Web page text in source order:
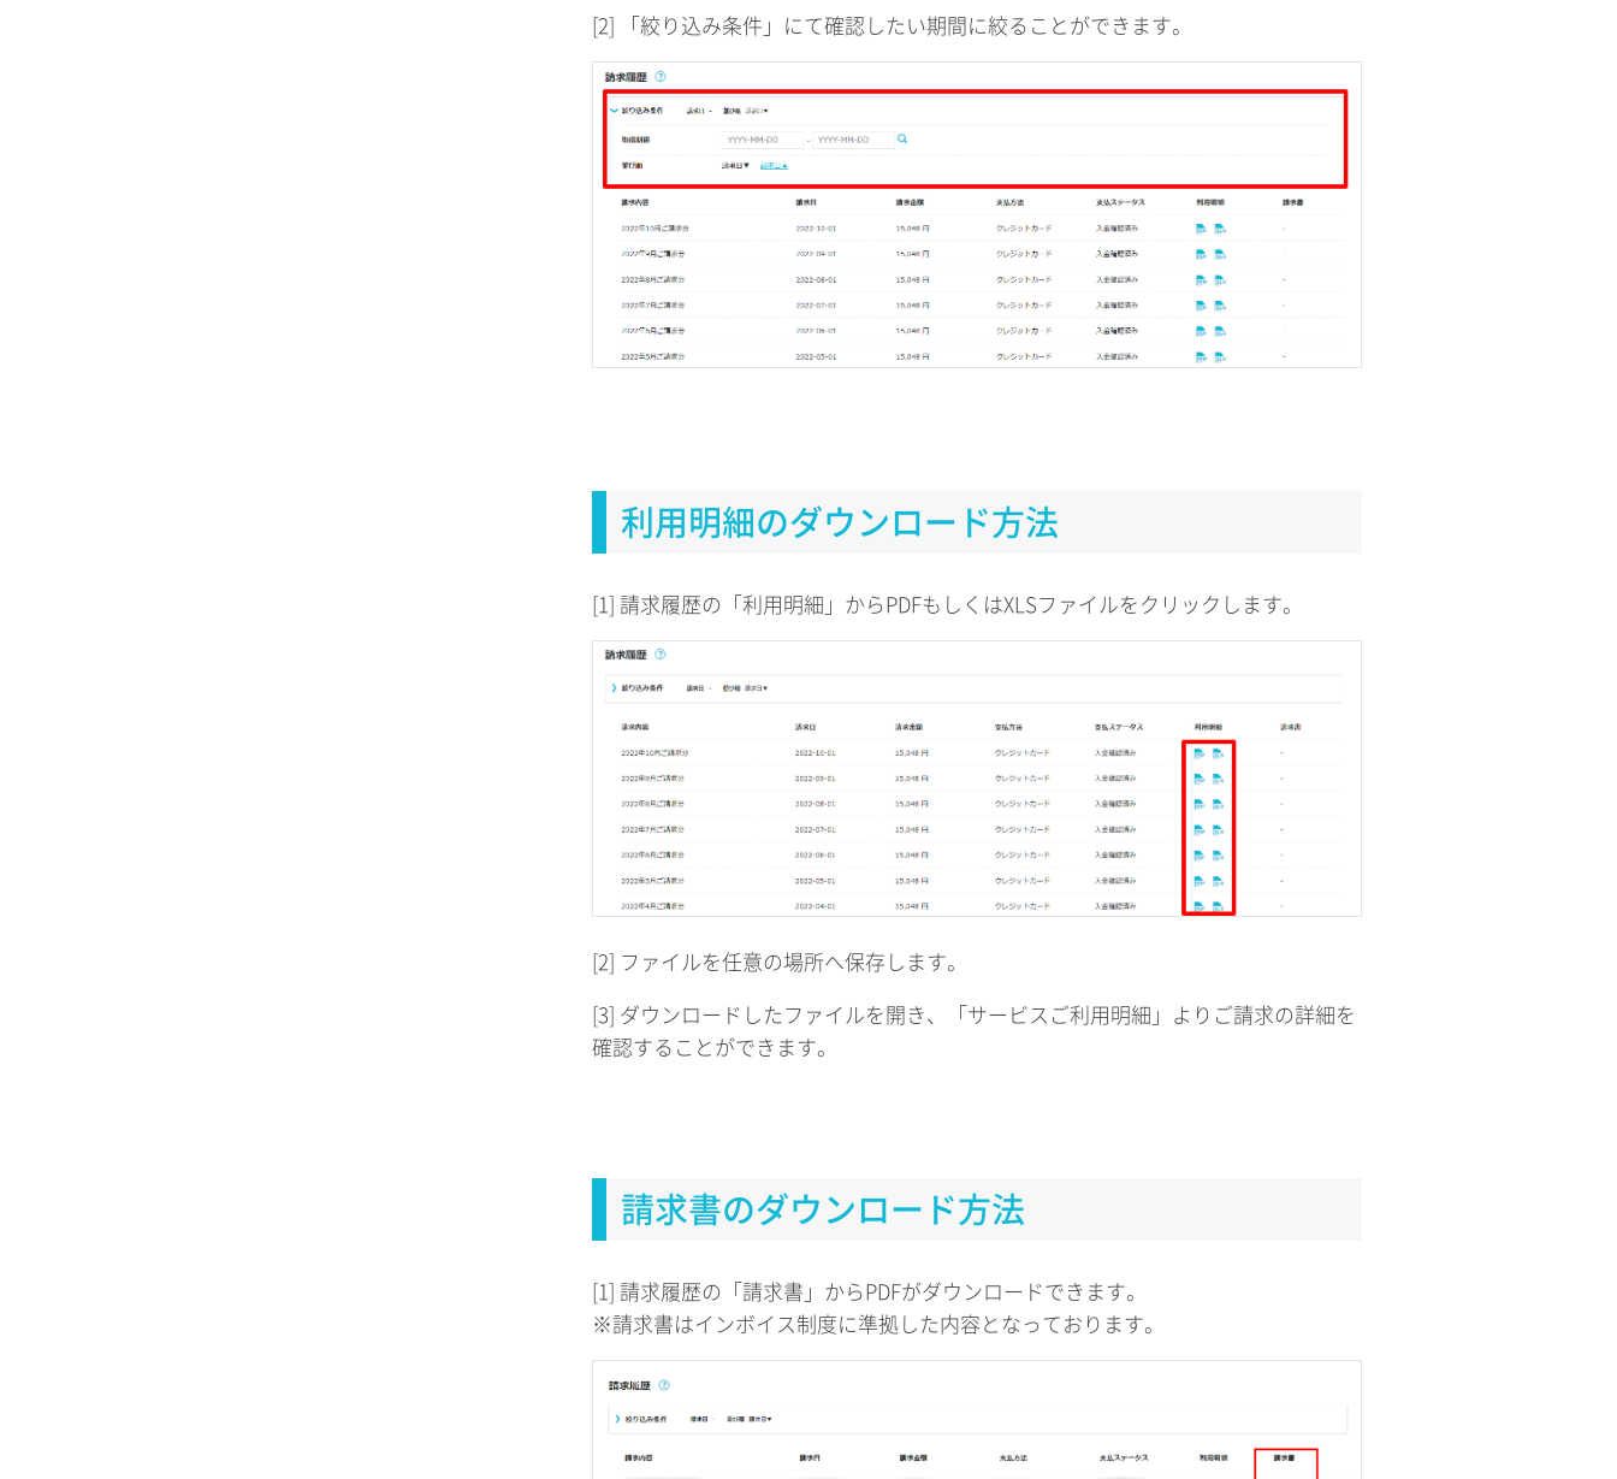
[2] 「絞り込み条件」にて確認したい期間に絞ることができます。
利用明細のダウンロード方法
[1] 請求履歴の「利用明細」からPDFもしくはXLSファイルをクリックします。
[2] ファイルを任意の場所へ保存します。
[3] ダウンロードしたファイルを開き、「サービスご利用明細」よりご請求の詳細を
確認することができます。
請求書のダウンロード方法
[1] 請求履歴の「請求書」からPDFがダウンロードできます。
※請求書はインボイス制度に準拠した内容となっております。